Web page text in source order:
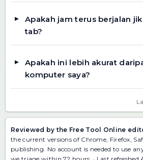
Apakah jam terus berjalan
tab?
Apakah ini lebih akurat
komputer saya?
Reviewed by the Free Tool Online
the current versions of Chrome, Firefox,
publishing. No account is needed to use